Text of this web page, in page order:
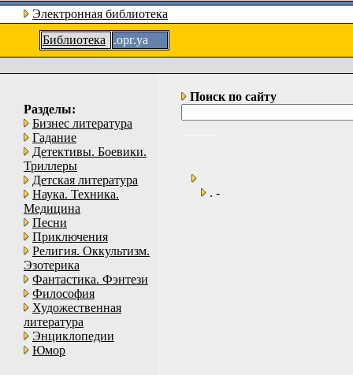
Электронная библиотека
Библиотека
.орг.уа
Разделы:
Бизнес литература
Гадание
Детективы. Боевики.
Триллеры
Детская литература
Наука. Техника.
Медицина
Песни
Приключения
Религия. Оккультизм.
Эзотерика
Фантастика. Фэнтези
Философия
Художественная
литература
Энциклопедии
Юмор
Поиск по сайту
. -